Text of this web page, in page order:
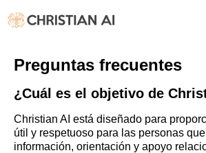
Preguntas frecuentes
¿Cuál es el objetivo de
Christian AI está diseñado para
útil y respetuoso para las personas
información, orientación y apoyo